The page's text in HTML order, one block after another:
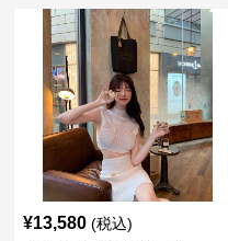
¥13,580 (税込)